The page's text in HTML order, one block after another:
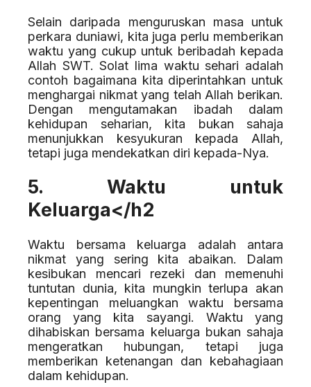
Selain daripada menguruskan masa untuk
perkara duniawi, kita juga perlu memberikan
waktu yang cukup untuk beribadah kepada
Allah SWT. Solat lima waktu sehari adalah
contoh bagaimana kita diperintahkan untuk
menghargai nikmat yang telah Allah berikan.
Dengan mengutamakan ibadah dalam
kehidupan seharian, kita bukan sahaja
menunjukkan kesyukuran kepada Allah,
tetapi juga mendekatkan diri kepada-Nya.
5. Waktu untuk
Keluarga</h2
Waktu bersama keluarga adalah antara
nikmat yang sering kita abaikan. Dalam
kesibukan mencari rezeki dan memenuhi
tuntutan dunia, kita mungkin terlupa akan
kepentingan meluangkan waktu bersama
orang yang kita sayangi. Waktu yang
dihabiskan bersama keluarga bukan sahaja
mengeratkan hubungan, tetapi juga
memberikan ketenangan dan kebahagiaan
dalam kehidupan.